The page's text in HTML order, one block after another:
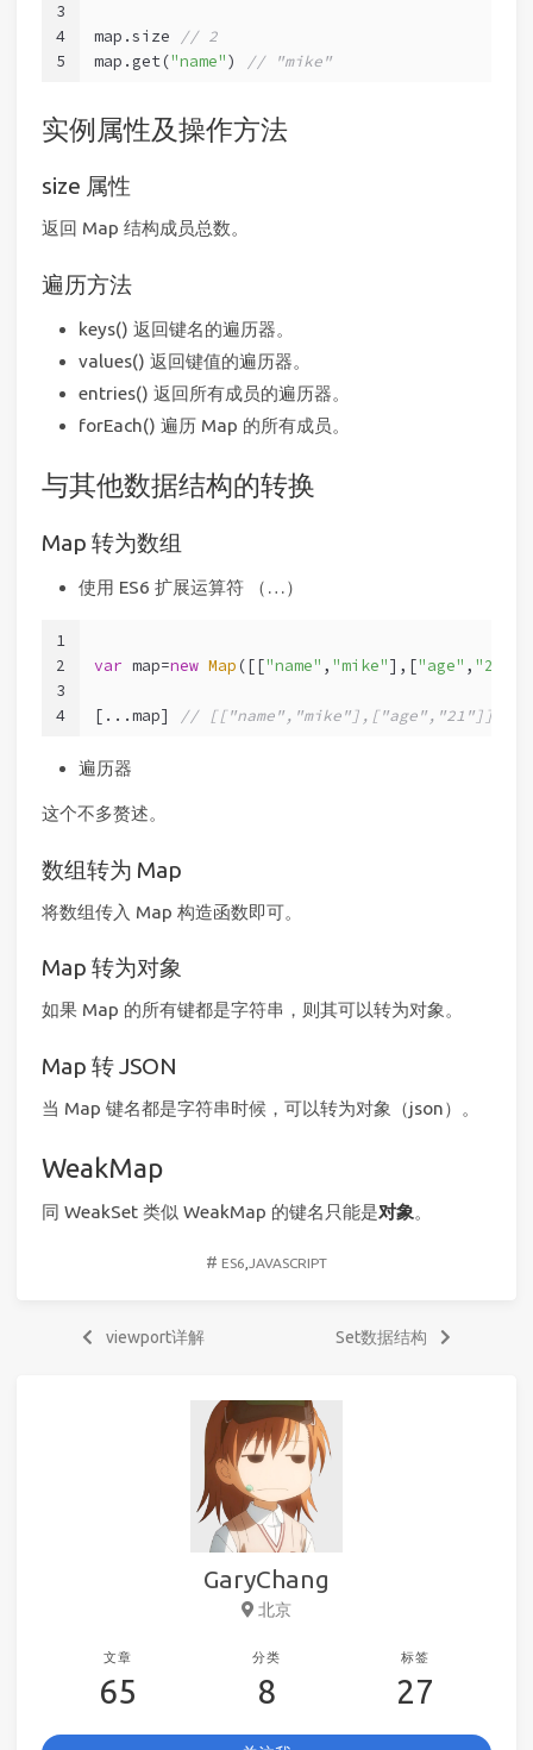
3
4
5
map.size
// 2
map.get("name") // "mike"
实例属性及操作方法
size 属性
返回 Map 结构成员总数。
遍历方法
keys() 返回键名的遍历器。
values() 返回键值的遍历器。
entries() 返回所有成员的遍历器。
forEach() 遍历 Map 的所有成员。
与其他数据结构的转换
Map 转为数组
使用 ES6 扩展运算符 （…）
1
2
3
4
var map=new Map ([["name" , "mike"],["age" , "21"
[...map] // [["name","mike"],["age","21"]]
遍历器
这个不多赘述。
数组转为 Map
将数组传入 Map 构造函数即可。
Map 转为对象
如果 Map 的所有键都是字符串，则其可以转为对象。
Map 转 JSON
当 Map 键名都是字符串时候，可以转为对象（json）。
WeakMap
同 WeakSet 类似 WeakMap 的键名只能是对象。
# ES6 ,JAVASCRIPT
viewport详解 Set数据结构
GaryChang
北京
文章
65
分类
8
标签
27